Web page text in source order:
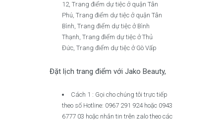
12, Trang điểm dự tiệc ở quận Tân
Phú, Trang điểm dự tiệc ở quận Tân
Bình, Trang điểm dự tiệc ở Bình
Thạnh, Trang điểm dự tiệc ở Thủ
Đức, Trang điểm dự tiệc ở Gò Vấp
Đặt lịch trang điểm với Jako Beauty,
Cách 1 : Gọi cho chúng tôi trực tiếp
theo số Hotline: 0967 291 924 hoặc 0943
6777 03 hoặc nhắn tin trên zalo theo các